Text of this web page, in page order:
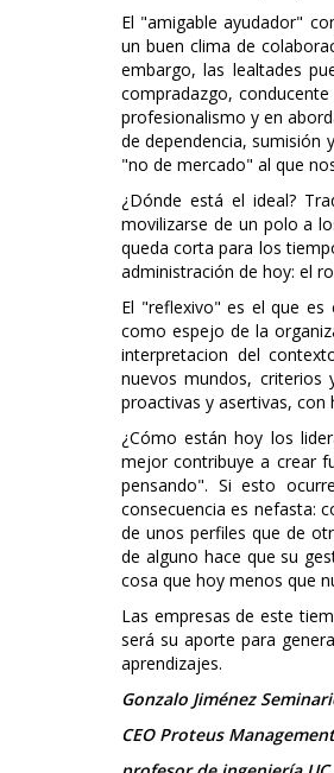
El "amigable ayudador"
un buen clima de
embargo, las lealtades
compradazgo,
profesionalismo y en
de dependencia, sumisión
"no de mercado" al que
¿Dónde está el ideal?
movilizarse de un polo a
queda corta para los
administración de hoy: el
El "reflexivo" es el que es
como espejo de la
interpretacion del
nuevos mundos, criterios
proactivas y asertivas,
¿Cómo están hoy los
mejor contribuye a crear
pensando". Si esto
consecuencia es nefasta:
de unos perfiles que de
de alguno hace que su
cosa que hoy menos que
Las empresas de este
será su aporte para
aprendizajes.
Gonzalo Jiménez
CEO Proteus